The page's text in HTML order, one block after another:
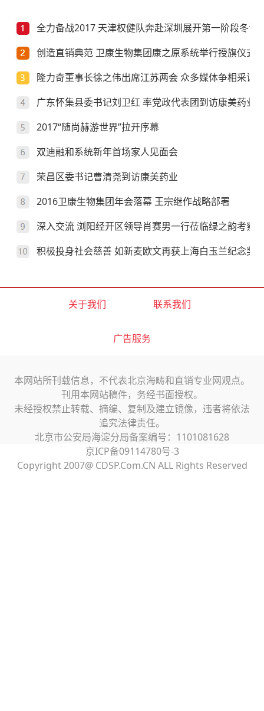
全力备战2017 天津权健队奔赴深圳展开第一阶段冬训
创造直销典范 卫康生物集团康之原系统举行授旗仪式
隆力奇董事长徐之伟出席江苏两会 众多媒体争相采访
广东怀集县委书记刘卫红 率党政代表团到访康美药业
2017“随尚赫游世界”拉开序幕
双迪融和系统新年首场家人见面会
荣昌区委书记曹清尧到访康美药业
2016卫康生物集团年会落幕 王宗继作战略部署
深入交流 浏阳经开区领导肖赛男一行莅临绿之韵考察
积极投身社会慈善 如新麦欧文再获上海白玉兰纪念奖
关于我们 联系我们
广告服务
本网站所刊载信息，不代表北京海畴和直销专业网观点。
刊用本网站稿件，务经书面授权。
未经授权禁止转载、摘编、复制及建立镜像，违者将依法
追究法律责任。
北京市公安局海淀分局备案编号：1101081628
京ICP备09114780号-3
Copyright 2007@ CDSP.Com.CN ALL Rights Reserved